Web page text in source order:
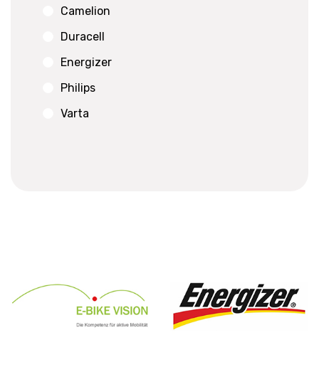
Camelion
Duracell
Energizer
Philips
Varta